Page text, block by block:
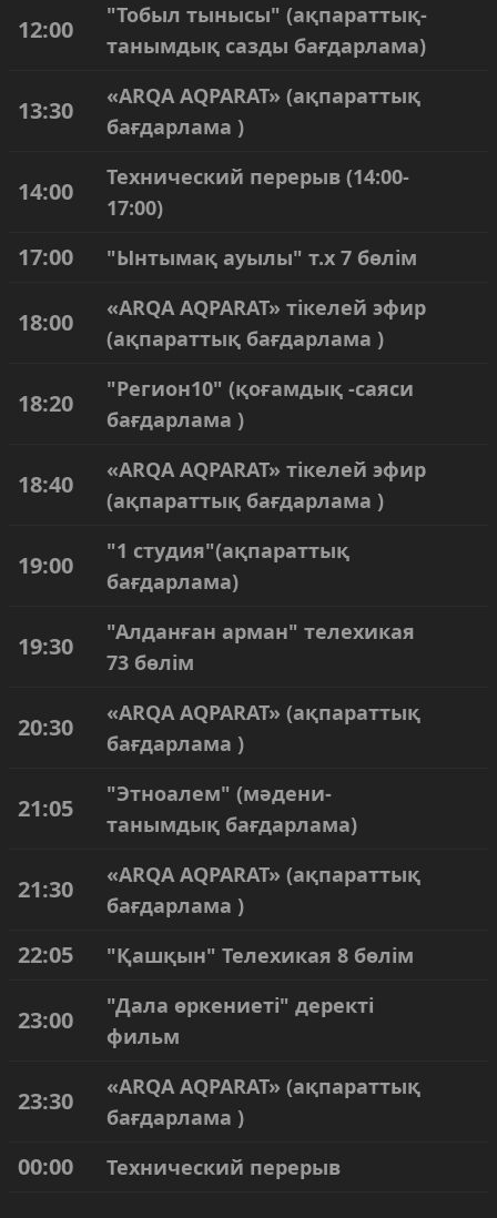
12:00
"Тобыл тынысы" (ақпараттық-
танымдық сазды бағдарлама)
13:30
«ARQA AQPARAT» (ақпараттық
бағдарлама )
14:00
Технический перерыв (14:00-
17:00)
17:00 "Ынтымақ ауылы" т.х 7 бөлім
18:00
«ARQA AQPARAT» тікелей эфир
(ақпараттық бағдарлама )
18:20
"Регион10" (қоғамдық -саяси
бағдарлама )
18:40
«ARQA AQPARAT» тікелей эфир
(ақпараттық бағдарлама )
19:00
"1 студия"(ақпараттық
бағдарлама)
19:30
"Алданған арман" телехикая
73 бөлім
20:30
«ARQA AQPARAT» (ақпараттық
бағдарлама )
21:05
"Этноалем" (мәдени-
танымдық бағдарлама)
21:30
«ARQA AQPARAT» (ақпараттық
бағдарлама )
22:05 "Қашқын" Телехикая 8 бөлім
23:00
"Дала өркениеті" деректі
фильм
23:30
«ARQA AQPARAT» (ақпараттық
бағдарлама )
00:00 Технический перерыв